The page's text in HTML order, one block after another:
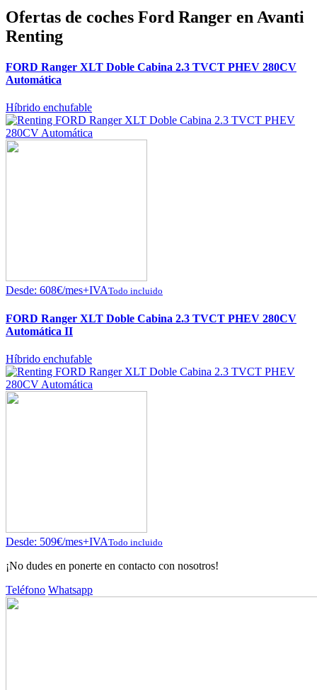
Ofertas de coches Ford Ranger en Avanti
Renting
FORD Ranger XLT Doble Cabina 2.3 TVCT PHEV 280CV
Automática
Híbrido enchufable
Desde: 608€/mes+IVATodo incluido
FORD Ranger XLT Doble Cabina 2.3 TVCT PHEV 280CV
Automática II
Híbrido enchufable
Desde: 509€/mes+IVATodo incluido
¡No dudes en ponerte en contacto con nosotros!
Teléfono Whatsapp